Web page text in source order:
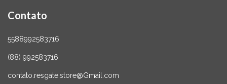
Contato
5588992583716
(88) 992583716
contato.resgate.store@Gmail.com